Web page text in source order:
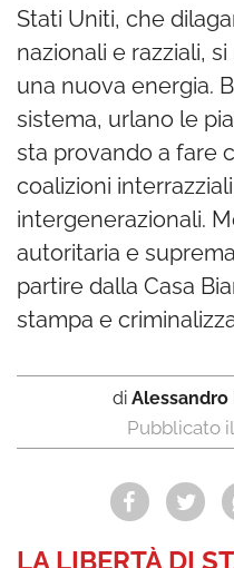
Stati Uniti, che
nazionali e razziali,
una nuova energia.
sistema, urlano le
sta provando a fare
coalizioni
intergenerazionali.
autoritaria e
partire dalla Casa
stampa e
di Alessandro
LA LIBERTÀ DI